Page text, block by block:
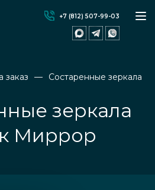
+7 (812) 507-99-03
заказ Состаренные зеркала
зеркала
Миррор